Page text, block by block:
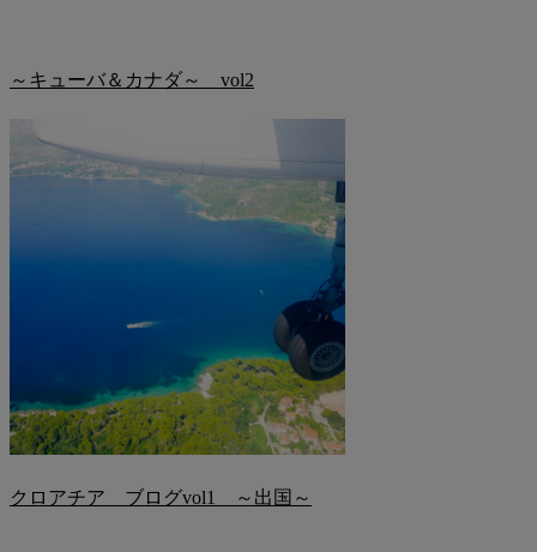
～キューバ＆カナダ～ vol2
クロアチア ブログvol1 ～出国～